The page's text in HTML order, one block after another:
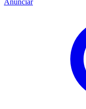
Anunciar